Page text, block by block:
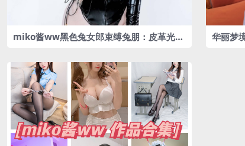
miko酱ww黑色兔女郎束缚兔朋：皮革光泽
华丽梦